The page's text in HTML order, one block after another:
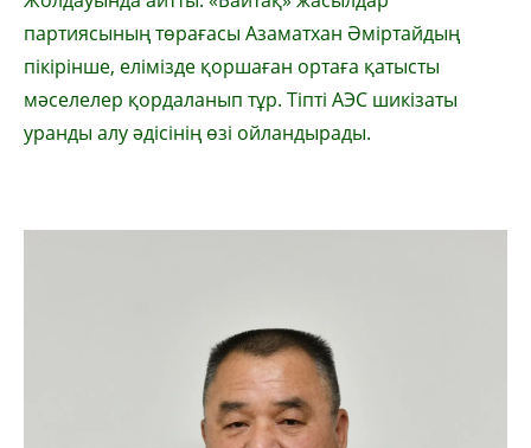
партиясының төрағасы Азаматхан Әміртайдың
пікірінше, елімізде қоршаған ортаға қатысты
мәселелер қордаланып тұр. Тіпті АЭС шикізаты
уранды алу әдісінің өзі ойландырады.